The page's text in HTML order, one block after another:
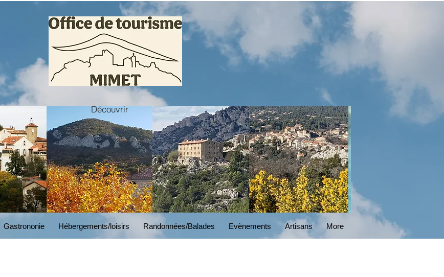
BRANDING
Read More
Découvrir
DESIGN
Read More
Gastrononie Hébergements/loisirs Randonnées/Balades Evènements Artisans More